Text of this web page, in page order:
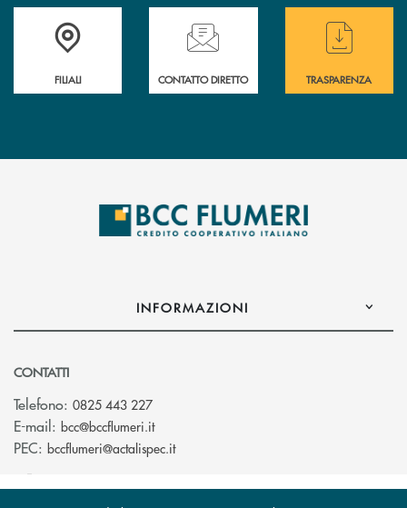
Trova la filiale più vicina a te
FILIALI
Hai bisogno di assistenza immediata ?
CONTATTO DIRETTO
Hai bisogno di
TRASPARENZA
INFORMAZIONI
CONTATTI
Telefono: 0825 443 227
E-mail: bcc@bccflumeri.it(si apre l’app di posta elettronica)
PEC: bccflumeri@actalispec.it(si apre l’app di posta elettronica)